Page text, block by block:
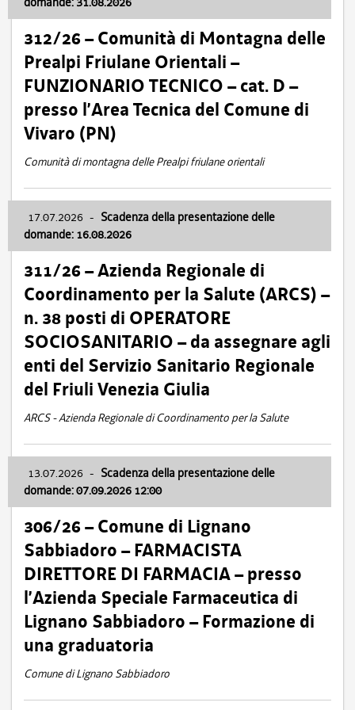
312/26 – Comunità di Montagna delle
Prealpi Friulane Orientali –
FUNZIONARIO TECNICO – cat. D –
presso l’Area Tecnica del Comune di
Vivaro (PN)
Comunità di montagna delle Prealpi friulane orientali
17.07.2026 - Scadenza della presentazione delle
domande: 16.08.2026
311/26 – Azienda Regionale di
Coordinamento per la Salute (ARCS) –
n. 38 posti di OPERATORE
SOCIOSANITARIO – da assegnare agli
enti del Servizio Sanitario Regionale
del Friuli Venezia Giulia
ARCS - Azienda Regionale di Coordinamento per la Salute
13.07.2026 - Scadenza della presentazione delle
domande: 07.09.2026 12:00
306/26 – Comune di Lignano
Sabbiadoro – FARMACISTA
DIRETTORE DI FARMACIA – presso
l’Azienda Speciale Farmaceutica di
Lignano Sabbiadoro – Formazione di
una graduatoria
Comune di Lignano Sabbiadoro